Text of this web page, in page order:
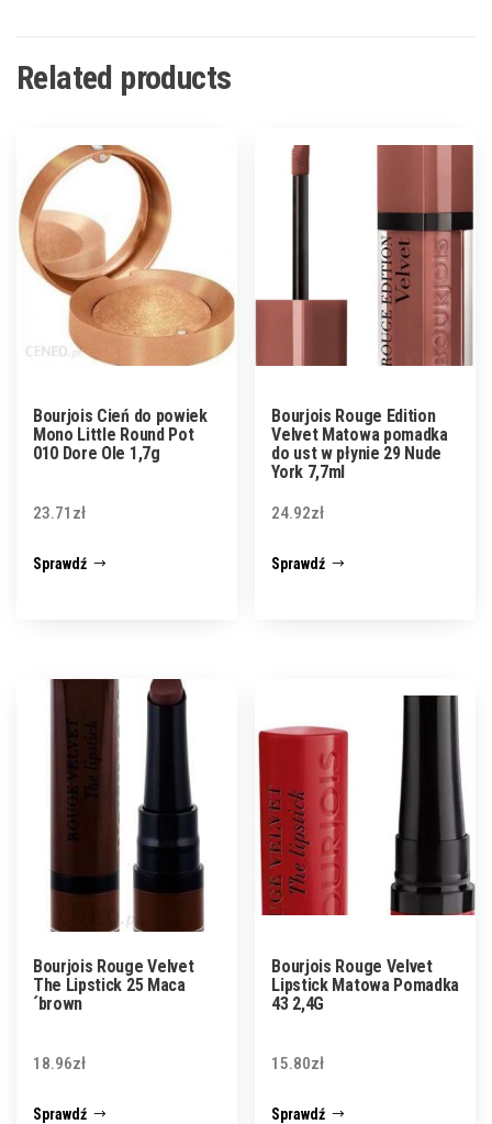
Related products
Bourjois Cień do powiek
Mono Little Round Pot
010 Dore Ole 1,7g
23.71 zł
Sprawdź
Bourjois Rouge Edition
Velvet Matowa pomadka
do ust w płynie 29 Nude
York 7,7ml
24.92zł
Sprawdź
Bourjois Rouge Velvet
The Lipstick 25 Maca
´brown
18.96zł
Sprawdź
Bourjois Rouge Velvet
Lipstick Matowa Pomadka
43 2,4G
15.80zł
Sprawdź